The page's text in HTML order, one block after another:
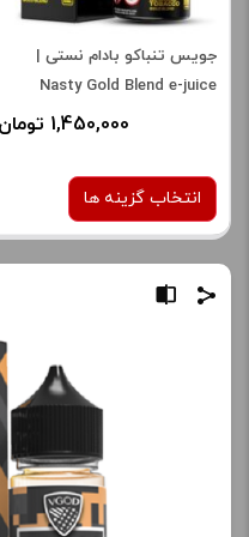
جویس تنباکو بادام نستی |
Nasty Gold Blend e-juice
1,450,000 تومان
انتخاب گزینه ها
نمایش قیمت ، گزینه های
محصول را از کادر بالا انتخاب